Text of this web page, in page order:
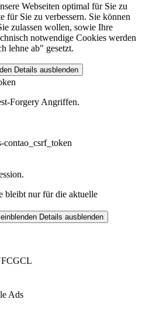
Webseiten optimal für Sie zu
für Sie zu verbessern. Sie können
zulassen wollen, sowie Ihre
notwendige Cookies werden
lehne ab" gesetzt.
Details ausblenden
Forgery Angriffen.
contao_csrf_token
bleibt nur für die aktuelle
Details ausblenden
Ads